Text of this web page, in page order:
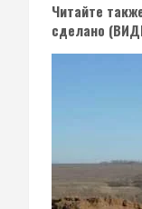
Читайте
сделано